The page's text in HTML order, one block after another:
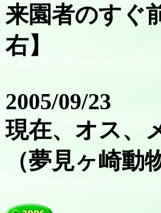
来園者のすぐ
右】
2005/09/23
現在、オス、
（夢見ヶ崎動